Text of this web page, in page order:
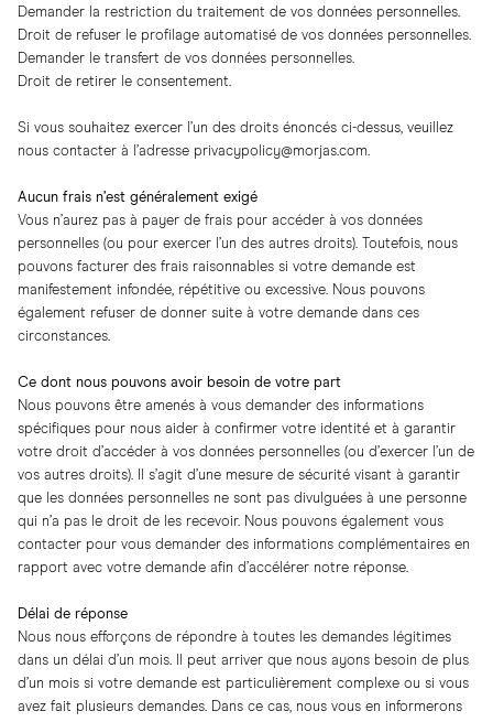
Demander la restriction du traitement de vos données personnelles.
Droit de refuser le profilage automatisé de vos données personnelles.
Demander le transfert de vos données personnelles.
Droit de retirer le consentement.
Si vous souhaitez exercer l’un des droits énoncés ci-dessus, veuillez
nous contacter à l’adresse privacypolicy@morjas.com.
Aucun frais n’est généralement exigé
Vous n’aurez pas à payer de frais pour accéder à vos données
personnelles (ou pour exercer l’un des autres droits). Toutefois, nous
pouvons facturer des frais raisonnables si votre demande est
manifestement infondée, répétitive ou excessive. Nous pouvons
également refuser de donner suite à votre demande dans ces
circonstances.
Ce dont nous pouvons avoir besoin de votre part
Nous pouvons être amenés à vous demander des informations
spécifiques pour nous aider à confirmer votre identité et à garantir
votre droit d’accéder à vos données personnelles (ou d’exercer l’un de
vos autres droits). Il s’agit d’une mesure de sécurité visant à garantir
que les données personnelles ne sont pas divulguées à une personne
qui n’a pas le droit de les recevoir. Nous pouvons également vous
contacter pour vous demander des informations complémentaires en
rapport avec votre demande afin d’accélérer notre réponse.
Délai de réponse
Nous nous efforçons de répondre à toutes les demandes légitimes
dans un délai d’un mois. Il peut arriver que nous ayons besoin de plus
d’un mois si votre demande est particulièrement complexe ou si vous
avez fait plusieurs demandes. Dans ce cas, nous vous en informerons